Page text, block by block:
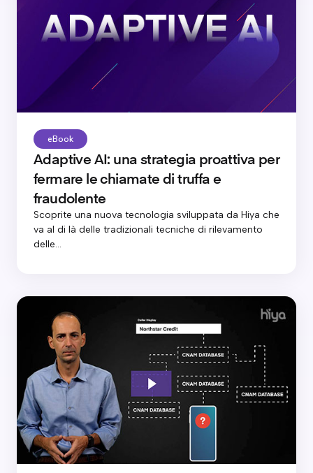
eBook
Adaptive AI: una strategia proattiva per
fermare le chiamate di truffa e
fraudolente
Scoprite una nuova tecnologia sviluppata da Hiya che
va al di là delle tradizionali tecniche di rilevamento
delle...